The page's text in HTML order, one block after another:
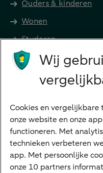
Ouders & kinderen
Wonen
Studeren
Preferred Banking
Digitale diensten
Internet Bankieren
ABN AMRO app
Tikkie
Wij
Cookies en vergelijkbare
onze website en onze
functioneren. Met
technieken verbeteren
app. Met persoonlijke
onze 10 partners